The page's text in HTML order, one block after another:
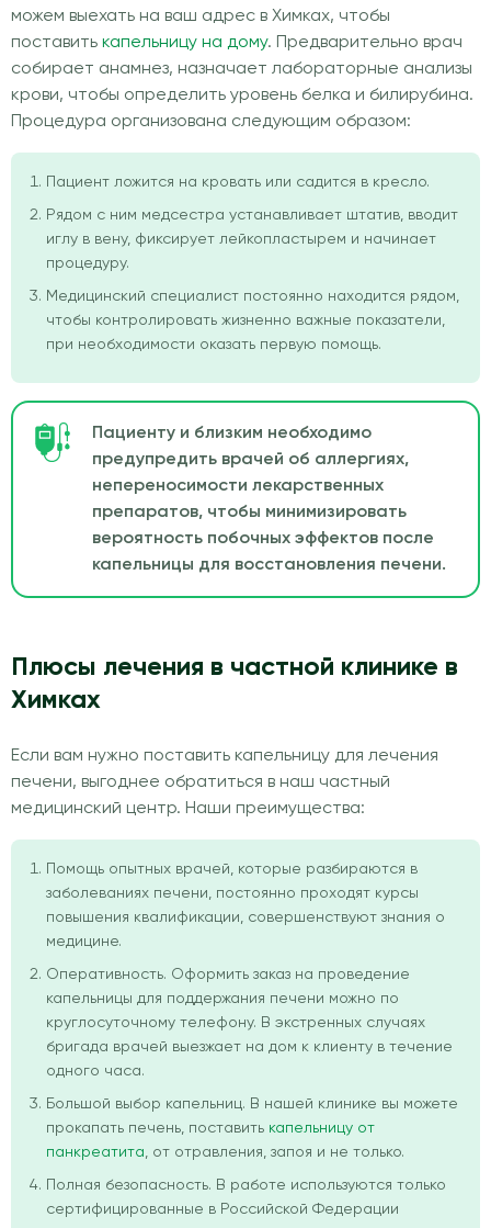
можем выехать на ваш адрес в Химках, чтобы
поставить капельницу на дому. Предварительно врач
собирает анамнез, назначает лабораторные анализы
крови, чтобы определить уровень белка и билирубина.
Процедура организована следующим образом:
Пациент ложится на кровать или садится в кресло.
Рядом с ним медсестра устанавливает штатив, вводит
иглу в вену, фиксирует лейкопластырем и начинает
процедуру.
Медицинский специалист постоянно находится рядом,
чтобы контролировать жизненно важные показатели,
при необходимости оказать первую помощь.
Пациенту и близким необходимо
предупредить врачей об аллергиях,
непереносимости лекарственных
препаратов, чтобы минимизировать
вероятность побочных эффектов после
капельницы для восстановления печени.
Плюсы лечения в частной клинике в
Химках
Если вам нужно поставить капельницу для лечения
печени, выгоднее обратиться в наш частный
медицинский центр. Наши преимущества:
Помощь опытных врачей, которые разбираются в
заболеваниях печени, постоянно проходят курсы
повышения квалификации, совершенствуют знания о
медицине.
Оперативность. Оформить заказ на проведение
капельницы для поддержания печени можно по
круглосуточному телефону. В экстренных случаях
бригада врачей выезжает на дом к клиенту в течение
одного часа.
Большой выбор капельниц. В нашей клинике вы можете
прокапать печень, поставить капельницу от
панкреатита , от отравления, запоя и не только.
Полная безопасность. В работе используются только
сертифицированные в Российской Федерации